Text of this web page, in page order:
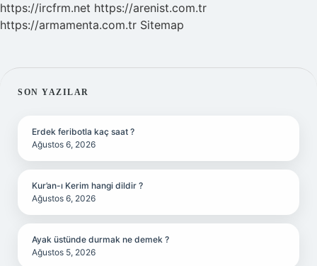
https://ircfrm.net https://arenist.com.tr
https://armamenta.com.tr Sitemap
SIDEBAR
SON YAZILAR
Erdek feribotla kaç saat ?
Ağustos 6, 2026
Kur’an-ı Kerim hangi dildir ?
Ağustos 6, 2026
Ayak üstünde durmak ne demek ?
Ağustos 5, 2026